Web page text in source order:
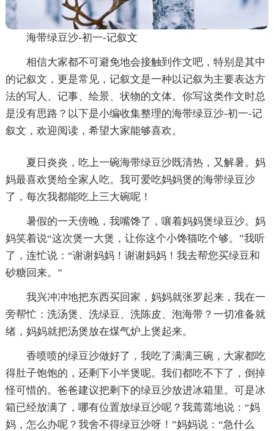
海带绿豆沙-初一-记叙文
相信大家都不可避免地会接触到作文吧，特别是其中
的记叙文，更是常见，记叙文是一种以记叙为主要表达方
法的写人、记事、绘景、状物的文体。你写这类作文时总
是没有思路？以下是小编收集整理的海带绿豆沙-初一-记
叙文，欢迎阅读，希望大家能够喜欢。
夏日炎炎，吃上一碗海带绿豆沙既清热，又解暑。妈
妈最喜欢煲给全家人吃。我可爱吃妈妈煲的海带绿豆沙
了，每次我都能吃上三大碗呢！
暑假的一天傍晚，我嘴馋了，嚷着妈妈煲绿豆沙。妈
妈笑着说“这次煲一大煲，让你这个小馋猫吃个够。”我听
了，连忙说：“谢谢妈妈！谢谢妈妈！我去帮您买绿豆和
砂糖回来。”
我兴冲冲地把东西买回家，妈妈就张罗起来，我在一
旁帮忙：洗汤煲、洗绿豆、洗陈皮、泡海带？一切准备就
绪，妈妈就把汤煲放在煤气炉上煲起来。
香喷喷的绿豆沙做好了，我吃了满满三碗，大家都吃
得肚子饱饱的，还剩下小半煲呢。我们都吃不下了，倒掉
怪可惜的。爸爸建议把剩下的绿豆沙放进冰箱里。可是冰
箱已经放满了，哪有位置放绿豆沙呢？我蔫蔫地说：“妈
妈，怎么办呢？我舍不得绿豆沙呀！”妈妈说：“急什么